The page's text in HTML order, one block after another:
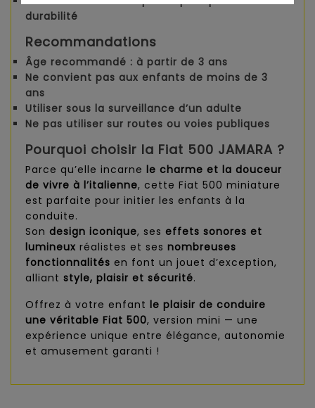
durabilité
Recommandations
Âge recommandé : à partir de 3 ans
Ne convient pas aux enfants de moins de 3
ans
Utiliser sous la surveillance d’un adulte
Ne pas utiliser sur routes ou voies publiques
Pourquoi choisir la Fiat 500 JAMARA ?
Parce qu’elle incarne le charme et la douceur
de vivre à l’italienne, cette Fiat 500 miniature
est parfaite pour initier les enfants à la
conduite.
Son design iconique, ses effets sonores et
lumineux réalistes et ses nombreuses
fonctionnalités en font un jouet d’exception,
alliant style, plaisir et sécurité.
Offrez à votre enfant le plaisir de conduire
une véritable Fiat 500, version mini — une
expérience unique entre élégance, autonomie
et amusement garanti !